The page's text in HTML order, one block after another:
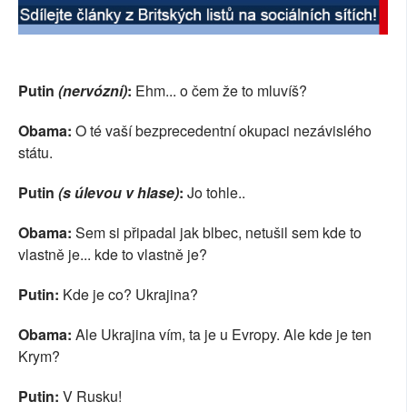
Putin (nervózní): Ehm... o čem že to mluvíš?
Obama: O té vaší bezprecedentní okupaci nezávislého
státu.
Putin (s úlevou v hlase): Jo tohle..
Obama: Sem si připadal jak blbec, netušil sem kde to
vlastně je... kde to vlastně je?
Putin: Kde je co? Ukrajina?
Obama: Ale Ukrajina vím, ta je u Evropy. Ale kde je ten
Krym?
Putin: V Rusku!